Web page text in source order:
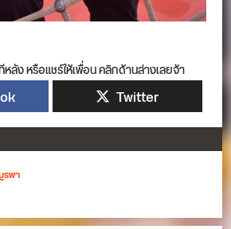
ลัง หรือแชร์ให้เพื่อน คลิกด้านล่างเลยจ้า
Twitter
รพา